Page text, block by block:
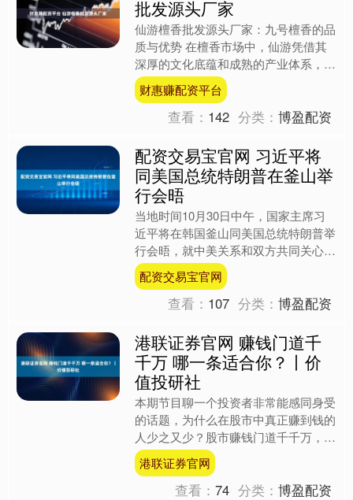
批发源头厂家
仙游檀香批发源头厂家：九号檀香的品
质与优势 在檀香市场中，仙游凭借其
深厚的文化底蕴和成熟的产业体系，成
为了檀香批发的重要源头。而九号檀香
作为仙游当地颇具影响力的....
财惠赚配资平台
查看： 142 分类：博盈配资
配资交易宝官网 习近平将
同美国总统特朗普在釜山举
行会晤
当地时间10月30日中午，国家主席习
近平将在韩国釜山同美国总统特朗普举
行会晤，就中美关系和双方共同关心的
问题交换意见。....
配资交易宝官网
查看： 107 分类：博盈配资
港联证券官网 赚钱门道千
千万 哪一条适合你？丨价
值投研社
本期节目聊一个投资者非常能感同身受
的话题，为什么在股市中真正赚到钱的
人少之又少？股市赚钱门道千千万，到
底哪一条适合你？ 举报 文章作者 价值
三人行 相关视频 3....
港联证券官网
查看：74 分类：博盈配资